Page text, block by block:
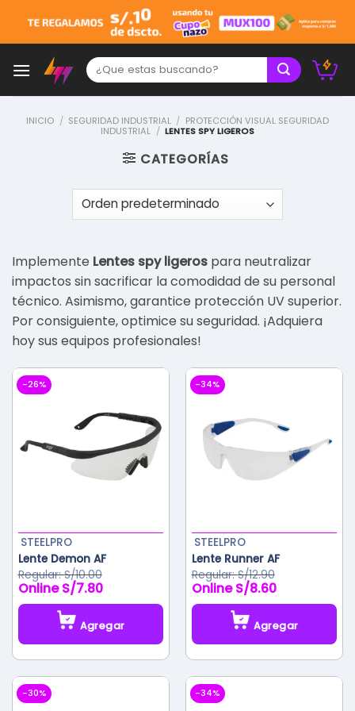
content
Buscar:
INICIO / SEGURIDAD INDUSTRIAL / PROTECCIÓN VISUAL SEGURIDAD
INDUSTRIAL / LENTES SPY LIGEROS
CATEGORÍAS
Implemente Lentes spy ligeros para neutralizar
impactos sin sacrificar la comodidad de su personal
técnico. Asimismo, garantice protección UV superior.
Por consiguiente, optimice su seguridad. ¡Adquiera
hoy sus equipos profesionales!
-26%
Lente Demon AF
STEELPRO
S/10.00
S/7.80
Agregar
tiene
múltiples
-34%
Lente Runner AF
STEELPRO
S/12.90
S/8.60
Agregar
tiene
múltiples
-30% -34%